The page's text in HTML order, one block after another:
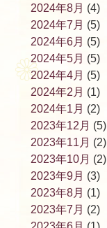
2024年8月 (4)
2024年7月 (5)
2024年6月 (5)
2024年5月 (5)
2024年4月 (5)
2024年2月 (1)
2024年1月 (2)
2023年12月 (5)
2023年11月 (2)
2023年10月 (2)
2023年9月 (3)
2023年8月 (1)
2023年7月 (2)